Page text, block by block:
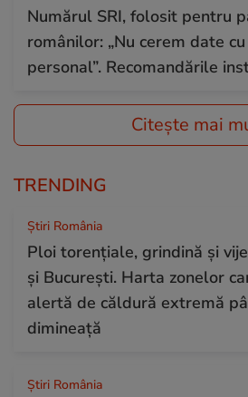
Numărul SRI, folosit pentru
românilor: „Nu cerem date
personal”. Recomandările
Citește mai
TRENDING
Știri România
Ploi torențiale, grindină și
și București. Harta zonelor
alertă de căldură extremă
dimineață
Știri România